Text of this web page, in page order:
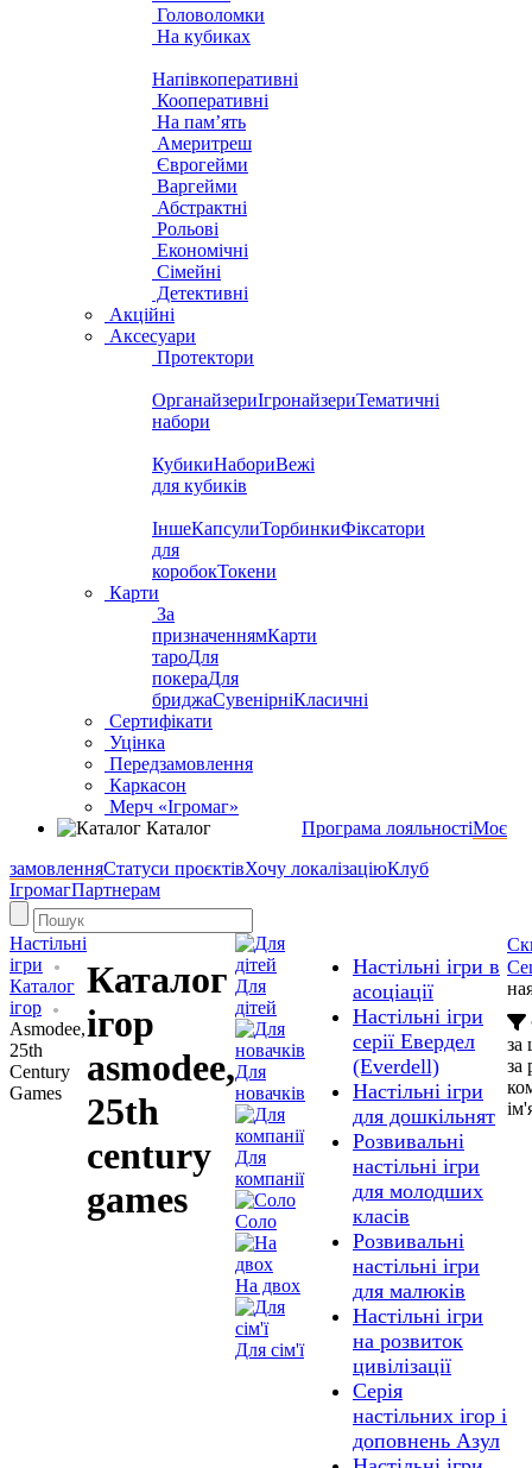
Головоломки
На кубиках
Напівкоперативні
Кооперативні
На пам’ять
Америтреш
Єврогейми
Варгейми
Абстрактні
Рольові
Економічні
Сімейні
Детективні
Акційні
Аксесуари
Протектори
ОрганайзериІгронайзериТематичні
набори
КубикиНабориВежі
для кубиків
ІншеКапсулиТорбинкиФіксатори
для
коробокТокени
Карти
За
призначеннямКарти
тароДля
покераДля
бриджаСувенірніКласичні
Сертифікати
Уцінка
Передзамовлення
Каркасон
Мерч «Ігромаг»
Каталог
Програма лояльностіМоє
замовленняСтатуси проєктівХочу локалізаціюКлуб
ІгромагПартнерам
Настільні
ігри
Каталог
ігор
Asmodee,
25th
Century
Games
Каталог
ігор
asmodee,
25th
century
games
Для
дітей
Для
новачків
Для
компанії
Соло
На двох
Для сім'ї
Настільні ігри в
асоціації
Настільні ігри
серії Евердел
(Everdell)
Настільні ігри
для дошкільнят
Розвивальні
настільні ігри
для молодших
класів
Розвивальні
настільні ігри
для малюків
Настільні ігри
на розвиток
цивілізації
Серія
настільних ігор і
доповнень Азул
за
за